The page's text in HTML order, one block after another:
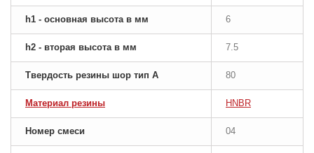
h1 - основная высота в мм 6
h2 - вторая высота в мм 7.5
Твердость резины шор тип A 80
Материал резины HNBR
Номер смеси 04